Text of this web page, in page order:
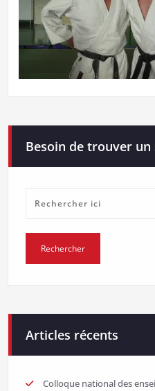
Besoin de trouver un
Articles récents
Colloque national des